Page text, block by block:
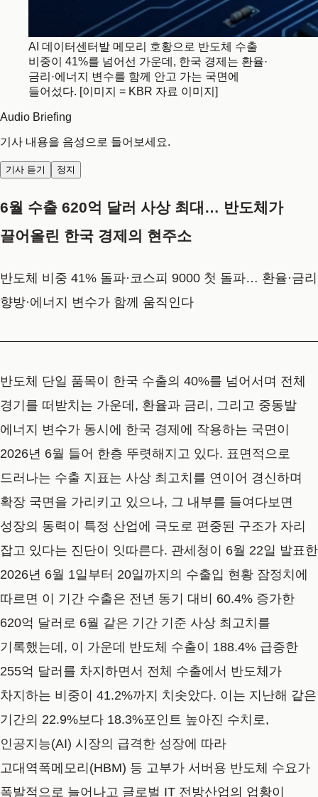
AI 데이터센터발 메모리 호황으로 반도체 수출
비중이 41%를 넘어선 가운데, 한국 경제는 환율·
금리·에너지 변수를 함께 안고 가는 국면에
들어섰다. [이미지 = KBR 자료 이미지]
Audio Briefing
기사 내용을 음성으로 들어보세요.
기사 듣기 정지
6월 수출 620억 달러 사상 최대… 반도체가
끌어올린 한국 경제의 현주소
반도체 비중 41% 돌파·코스피 9000 첫 돌파… 환율·금리
향방·에너지 변수가 함께 움직인다
반도체 단일 품목이 한국 수출의 40%를 넘어서며 전체
경기를 떠받치는 가운데, 환율과 금리, 그리고 중동발
에너지 변수가 동시에 한국 경제에 작용하는 국면이
2026년 6월 들어 한층 뚜렷해지고 있다. 표면적으로
드러나는 수출 지표는 사상 최고치를 연이어 경신하며
확장 국면을 가리키고 있으나, 그 내부를 들여다보면
성장의 동력이 특정 산업에 극도로 편중된 구조가 자리
잡고 있다는 진단이 잇따른다. 관세청이 6월 22일 발표한
2026년 6월 1일부터 20일까지의 수출입 현황 잠정치에
따르면 이 기간 수출은 전년 동기 대비 60.4% 증가한
620억 달러로 6월 같은 기간 기준 사상 최고치를
기록했는데, 이 가운데 반도체 수출이 188.4% 급증한
255억 달러를 차지하면서 전체 수출에서 반도체가
차지하는 비중이 41.2%까지 치솟았다. 이는 지난해 같은
기간의 22.9%보다 18.3%포인트 높아진 수치로,
인공지능(AI) 시장의 급격한 성장에 따라
고대역폭메모리(HBM) 등 고부가 서버용 반도체 수요가
폭발적으로 늘어나고 글로벌 IT 전방산업의 업황이